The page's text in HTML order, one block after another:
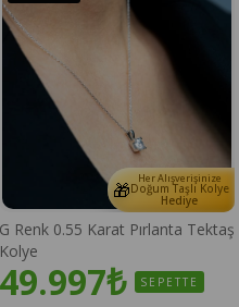
🎁 Her Alışverişinize
Doğum Taşlı Kolye
Hediye
G Renk 0.55 Karat Pırlanta Tektaş
Kolye
49.997₺ SEPETTE